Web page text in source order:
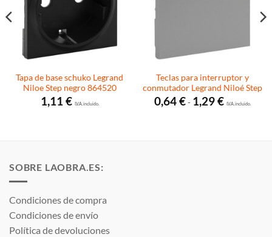
Tapa de base schuko Legrand
Niloe Step negro 864520
1,11€I.V.A. incluido.
Teclas para interruptor y
conmutador Legrand Niloé Step
0,64€- 1,29€Rango
de
I.V.A. incluido.
SOBRE LAOBRA.ES:
Condiciones de compra
Condiciones de envío
Política de devoluciones